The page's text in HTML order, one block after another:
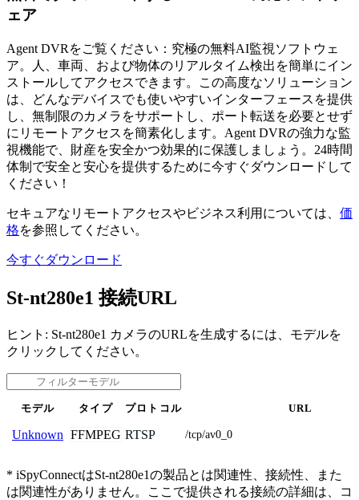
ェア
Agent DVRをご覧ください：究極の無料AI監視ソフトウェ
ア。人、車両、および物体のリアルタイム検出を簡単にイン
ストールしてアクセスできます。この高度なソリューション
は、どんなデバイスでも使いやすいインターフェースを提供
し、無制限のカメラをサポートし、ポート転送を必要とせず
にリモートアクセスを簡素化します。Agent DVRの強力な監
視機能で、財産を安全かつ効果的に保護しましょう。24時間
体制で安全と安心を提供するために今すぐダウンロードして
ください！
セキュアなリモートアクセスやビジネス利用については、 価
格を参照してください。
今すぐダウンロード
St-nt280e1 接続URL
ヒント: St-nt280e1 カメラのURLを生成するには、モデルを
クリックしてください。
モデル タイプ プロトコル URL
Unknown FFMPEG RTSP /tcp/av0_0
* iSpyConnectはSt-nt280e1の製品とは関連性、接続性、また
は関連性がありません。ここで提供される接続の詳細は、コ